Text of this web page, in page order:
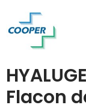
Flacon